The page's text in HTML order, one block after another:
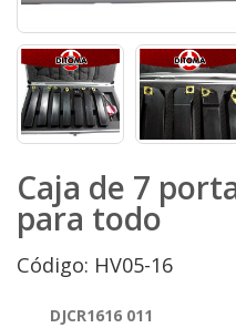
Caja de 7
para todo
Código: HV05-16
DJCR1616 011